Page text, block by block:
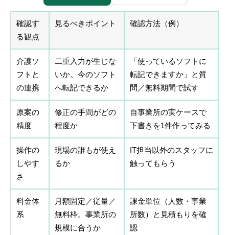
確認す
る観点
見るべきポイント 確認方法（例）
介護ソ
フトと
の連携
二重入力が生じな
いか。今のソフト
へ転記できるか
「使っているソフトに
転記できますか」と質
問／無料期間で試す
原案の
精度
修正の手間がどの
程度か
自事業所の実ケースで
下書きを1件作ってみる
操作の
しやす
さ
現場の誰もが使え
るか
IT担当以外のスタッフに
触ってもらう
料金体
系
月額固定／従量／
無料枠。事業所の
規模に合うか
課金単位（人数・事業
所数）と見積もりを確
認